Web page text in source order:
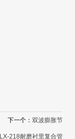
下一个： 双波膨胀节
LX-218耐磨衬里复合管